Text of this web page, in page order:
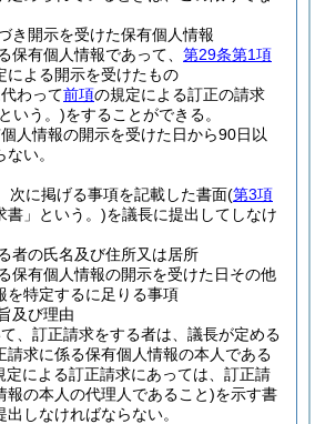
き開示を受けた保有個人情報
保有個人情報であって、 第29条第1項
による開示を受けたもの
わって前項の規定による訂正の請求
いう。)をすることができる。
人情報の開示を受けた日から90日以
い。
次に掲げる事項を記載した書面(第3項
書」という。)を議長に提出してしなけ
者の氏名及び住所又は居所
保有個人情報の開示を受けた日その他
を特定するに足りる事項
及び理由
、訂正請求をする者は、議長が定める
請求に係る保有個人情報の本人である
定による訂正請求にあっては、訂正請
報の本人の代理人であること)を示す書
しなければならない。